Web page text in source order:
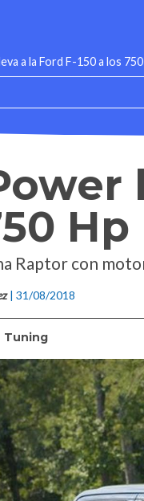
a la Ford F-150 a los
Hp
Raptor con
| 31/08/2018
Tuning